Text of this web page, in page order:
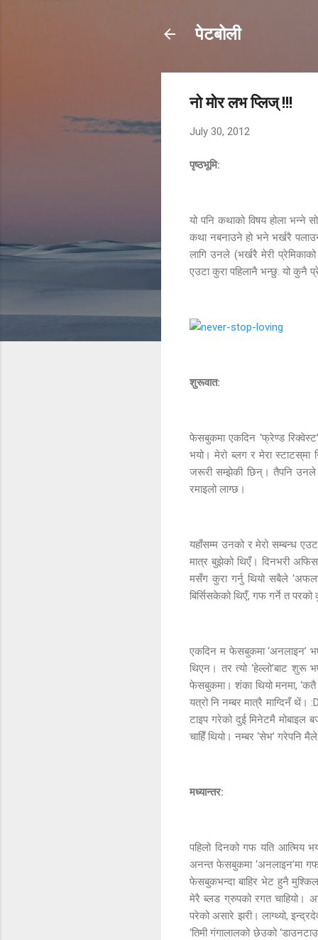
पेटबोली
नो मोर लभ प्लिज् !!!
July 30, 2012
पृष्ठभूमि:
यो पनि कथाको विषय होला भन्ने
कथा नबनाउने हो भने भर्खरै
लागि उनले (भर्खरै मेरी
एउटा कुरा पहिलानै भन्छु: यो कुनै
शुरूवात:
फेसबुकमा एकदिन ‘फ्रेण्ड
भयो। मेरो ब्लग र मेरा
जरूरी सम्झेकी छिन्। तैपनि उनले
रमाइलो लाग्छ।
यहाँसम्म उनको र मेरो सम्बन्ध
मात्र बुझेको थिएँ। दिनभरी
मसँग कुरा गर्नु थियो सबैले
बिर्सिसकेको थिएँ, गफ गर्ने त परको
एकदिन म फेसबुकमा ‘अनलाइन’
थिएन। तर त्यो ‘हेल्लो’बाट शुरू
फेसबुकमा। शंका थियो मनमा,
यत्रो नि नम्बर मात्रै माग्दिनँ
टाइप गरेको दुई मिनेटमै मोबाइल
चाहिँ थियो। नम्बर ‘सेभ’ गरेपनि
मध्यान्तर:
पहिलो दिनको गफ यति आत्मिय
अनन्त फेसबुकमा ‘अनलाइन’मा
फेसबुकभन्दा बाहिर भेट हुनै
मेरै ब्लड ग्रुपको रगत चाहियो।
परेको असारे झरी। लाग्थ्यो,
‘तिमी गंगालालको छेउको